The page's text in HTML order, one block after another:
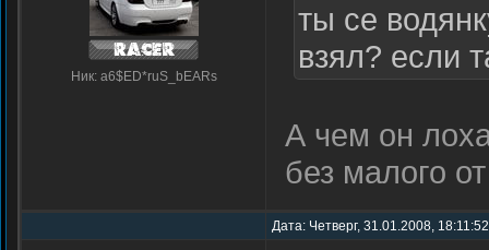
Ник: a6$ED*ruS_bEARs
ты се
взял? если
А чем он
без малого
Дата: Четверг, 31.01.2008,